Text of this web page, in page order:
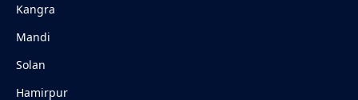
Kangra
Mandi
Solan
Hamirpur